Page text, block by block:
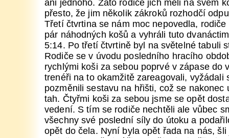
ani jednoho. Zato rodiče jich měli na svém
přesto, že jim několik zákroků rozhodčí
Třetí čtvrtina se nám moc nepovedla,
pár náhodných košů a vyhráli tuto
5:14. Po třetí čtvrtině byl na světelné tabuli
Rodiče se v úvodu posledního hracího
rychlými koši za sebou poprvé v zápase do
trenéři na to okamžitě zareagovali, vyžádali
pozměnili sestavu na hřišti, což se nakonec
tah. Čtyřmi koši za sebou jsme se opět
vedení. S tím se rodiče nechtěli ale vůbec
všechny své poslední síly do útoku a
opět do čela. Nyní byla opět řada na nás,